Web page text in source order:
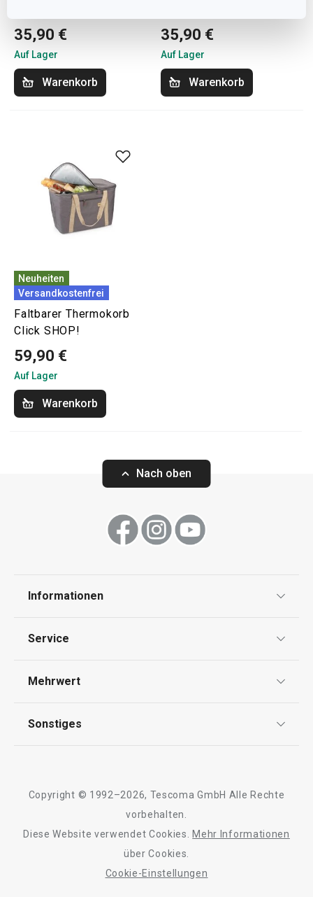
35,90 €
Auf Lager
Warenkorb
35,90 €
Auf Lager
Warenkorb
Neuheiten
Versandkostenfrei
Faltbarer Thermokorb
Click SHOP!
59,90 €
Auf Lager
Warenkorb
Nach oben
Informationen
Impressum
Service
Kontaktformular
Mehrwert
Qualität
Sonstiges
Copyright © 1992–2026, Tescoma GmbH Alle Rechte
vorbehalten.
Diese Website verwendet Cookies. Mehr Informationen
über Cookies.
Cookie-Einstellungen